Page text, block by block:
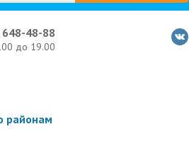
648-48-88
до 19.00
районам